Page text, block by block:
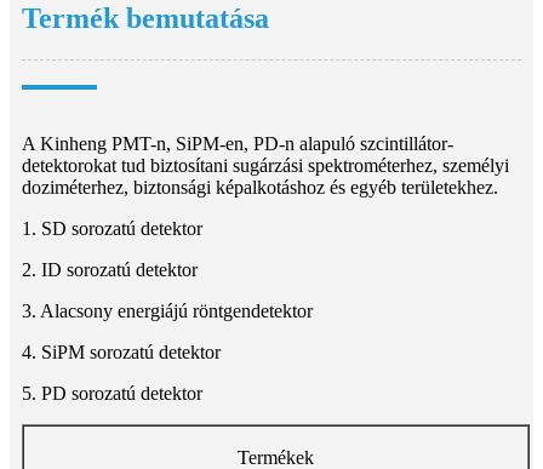
Termék bemutatása
A Kinheng PMT-n, SiPM-en, PD-n alapuló szcintillátor-
detektorokat tud biztosítani sugárzási spektrométerhez, személyi
doziméterhez, biztonsági képalkotáshoz és egyéb területekhez.
1. SD sorozatú detektor
2. ID sorozatú detektor
3. Alacsony energiájú röntgendetektor
4. SiPM sorozatú detektor
5. PD sorozatú detektor
Termékek